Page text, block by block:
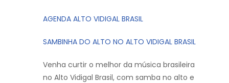
AGENDA ALTO VIDIGAL BRASIL
SAMBINHA DO ALTO NO ALTO VIDIGAL BRASIL
Venha curtir o melhor da música brasileira
no Alto Vidigal Brasil, com samba no alto e